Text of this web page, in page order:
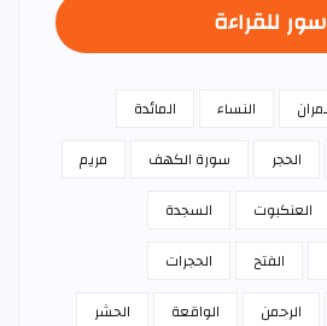
سور للقراءة
النساء
المائدة
الحجر سورة الكهف
مريم
العنكبوت
السجدة
الفتح
الحجرات
الرحمن الواقعة
الحشر